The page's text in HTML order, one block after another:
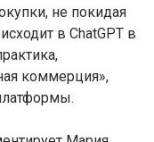
не покидая
в ChatGPT в
коммерция»,